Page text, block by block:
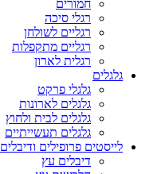
חמורים
רגלי סיכה
רגליים לשולחן
רגליים מתקפלות
רגלית לארון
גלגלים
גלגלי פרקט
גלגלים לארונות
גלגלים לבית ולחוץ
גלגלים תעשייתיים
לייסטים פרופילים ודיבלים
דיבלים עץ